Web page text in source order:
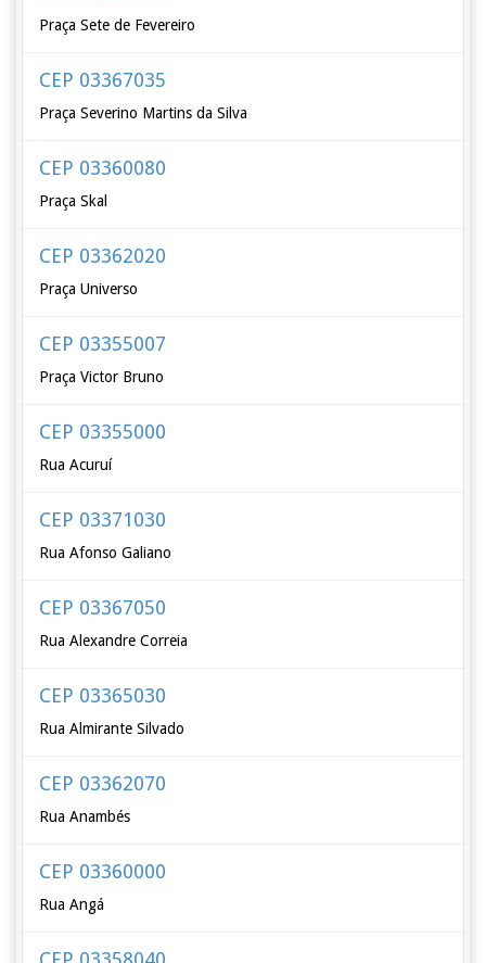
Praça Sete de Fevereiro
CEP 03367035
Praça Severino Martins da Silva
CEP 03360080
Praça Skal
CEP 03362020
Praça Universo
CEP 03355007
Praça Victor Bruno
CEP 03355000
Rua Acuruí
CEP 03371030
Rua Afonso Galiano
CEP 03367050
Rua Alexandre Correia
CEP 03365030
Rua Almirante Silvado
CEP 03362070
Rua Anambés
CEP 03360000
Rua Angá